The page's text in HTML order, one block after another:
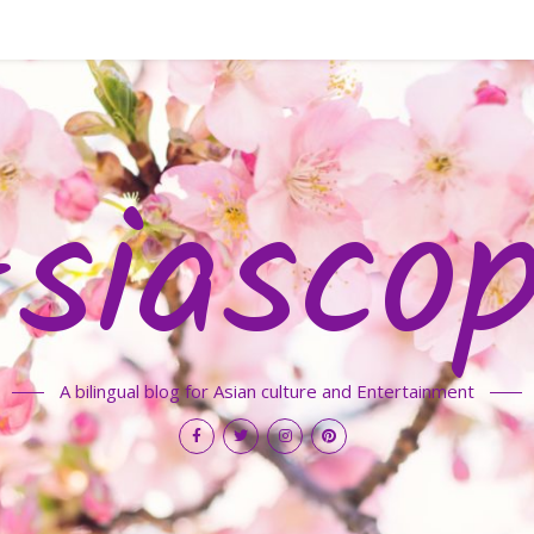
A bilingual blog for Asian culture and Entertainment